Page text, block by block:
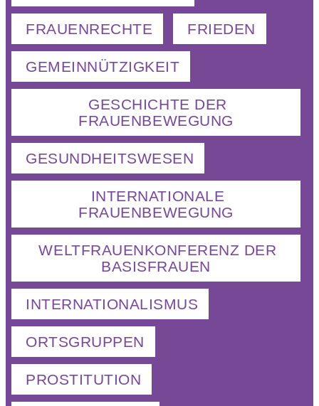
FRAUENRECHTE FRIEDEN
GEMEINNÜTZIGKEIT
GESCHICHTE DER
FRAUENBEWEGUNG
GESUNDHEITSWESEN
INTERNATIONALE
FRAUENBEWEGUNG
WELTFRAUENKONFERENZ DER
BASISFRAUEN
INTERNATIONALISMUS
ORTSGRUPPEN
PROSTITUTION